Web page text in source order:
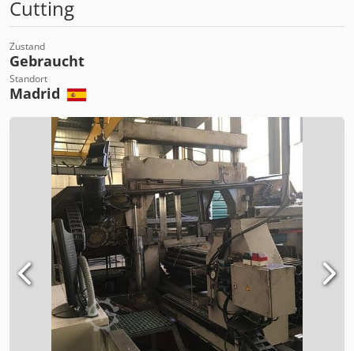
Cutting
Zustand
Gebraucht
Standort
Madrid